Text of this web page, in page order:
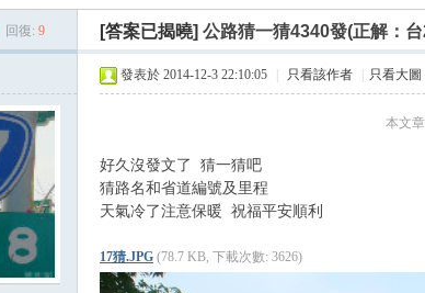
›
回復: 9 [答案已揭曉] 公路猜一猜4340發(正解：
發表於 2014-12-3 22:10:05 只看該作者 只看大圖
本文
好久沒發文了 猜一猜吧
猜路名和省道編號及里程
天氣冷了注意保暖 祝福平安順利
17猜.JPG (78.7 KB, 下載次數: 3626)